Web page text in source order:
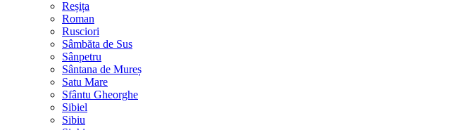
Reșița
Roman
Rusciori
Sâmbăta de Sus
Sânpetru
Sântana de Mureș
Satu Mare
Sfântu Gheorghe
Sibiel
Sibiu